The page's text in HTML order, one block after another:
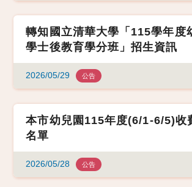
轉知國立清華大學「115學年度
學士後教育學分班」招生資訊
2026/05/29 公告
本市幼兒園115年度(6/1-6/5)收
名單
2026/05/28 公告